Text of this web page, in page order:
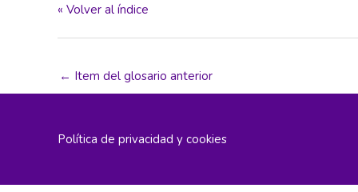
« Volver al índice
← Item del glosario anterior
Política de privacidad y cookies